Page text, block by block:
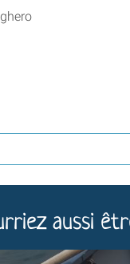
aussi